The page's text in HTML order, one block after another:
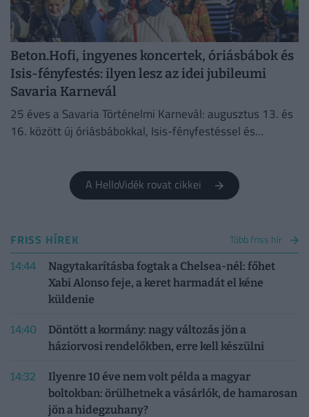
Beton.Hofi, ingyenes koncertek, óriásbábok és
Isis-fényfestés: ilyen lesz az idei jubileumi
Savaria Karnevál
25 éves a Savaria Történelmi Karnevál: augusztus 13. és
16. között új óriásbábokkal, Isis-fényfestéssel és
A HelloVidék rovat cikkei
FRISS HÍREK Több friss hír
14:44
Nagytakarításba fogtak a Chelsea-nél: főhet
Xabi Alonso feje, a keret harmadát el kéne
küldenie
14:40
Döntött a kormány: nagy változás jön a
háziorvosi rendelőkben, erre kell készülni
14:32
Ilyenre 10 éve nem volt példa a magyar
boltokban: örülhetnek a vásárlók, de hamarosan
jön a hidegzuhany?